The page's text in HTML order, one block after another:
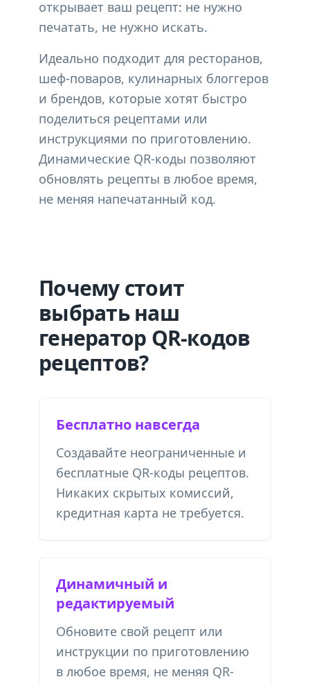
открывает ваш рецепт: не нужно
печатать, не нужно искать.
Идеально подходит для ресторанов,
шеф-поваров, кулинарных блоггеров
и брендов, которые хотят быстро
поделиться рецептами или
инструкциями по приготовлению.
Динамические QR-коды позволяют
обновлять рецепты в любое время,
не меняя напечатанный код.
Почему стоит
выбрать наш
генератор QR-кодов
рецептов?
Бесплатно навсегда
Создавайте неограниченные и
бесплатные QR-коды рецептов.
Никаких скрытых комиссий,
кредитная карта не требуется.
Динамичный и
редактируемый
Обновите свой рецепт или
инструкции по приготовлению
в любое время, не меняя QR-